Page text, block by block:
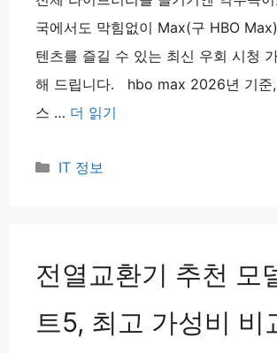
국에서도 막힘없이 Max(구 HBO
텐츠를 즐길 수 있는 최신 우회 시청
해 드립니다. hbo max 2026년 기준,
스 … 더 읽기
카
IT 정보
전열교환기 추천 모
트5, 최고 가성비 비